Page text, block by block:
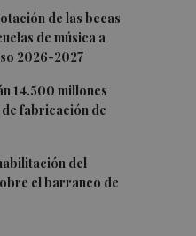
de las becas
de música a
2026-2027
14.500 millones
fabricación de
del
el barranco de